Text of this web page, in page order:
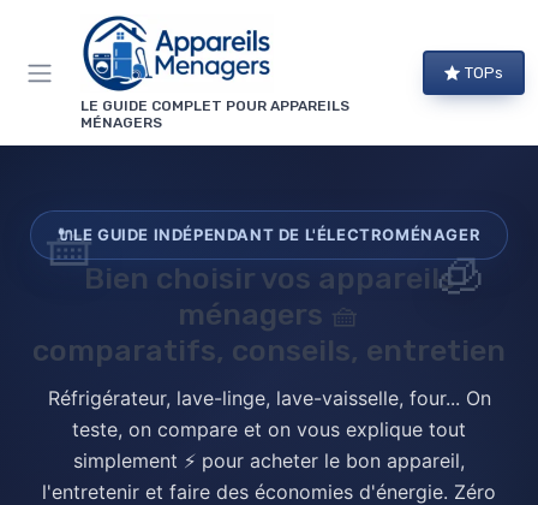
LE GUIDE COMPLET POUR APPAREILS
MÉNAGERS
TOPs
🧺 🧊
🔌LE GUIDE INDÉPENDANT DE L'ÉLECTROMÉNAGER
Bien choisir vos appareils
ménagers 🧺
comparatifs, conseils, entretien
Réfrigérateur, lave-linge, lave-vaisselle, four... On
teste, on compare et on vous explique tout
simplement ⚡ pour acheter le bon appareil,
l'entretenir et faire des économies d'énergie. Zéro
Panneau de gestion des cookies